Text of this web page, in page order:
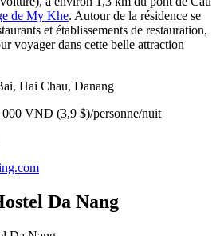
de My Khe. Autour de la résidence se
et établissements de restauration,
voyager dans cette belle attraction
Hai Chau, Danang
VND (3,9 $)/personne/nuit
Da Nang